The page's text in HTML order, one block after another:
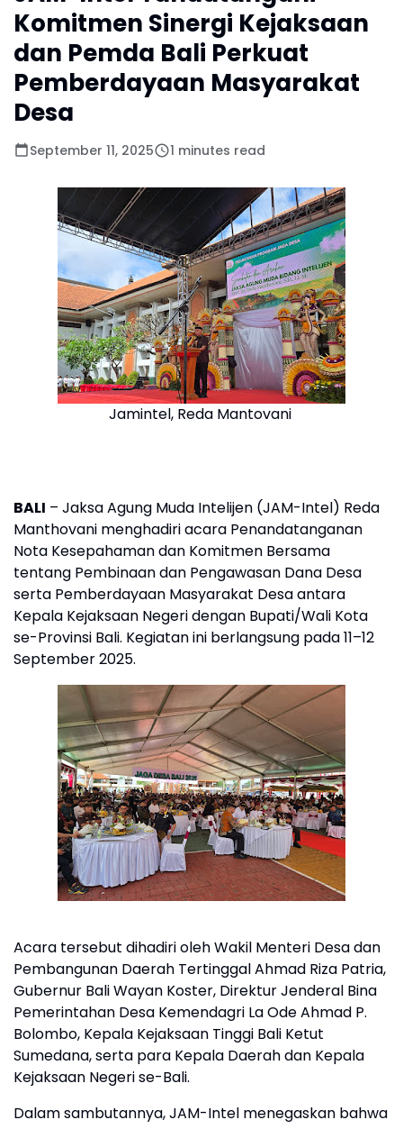
Komitmen Sinergi Kejaksaan
dan Pemda Bali Perkuat
Pemberdayaan Masyarakat
Desa
September 11, 2025 1 minutes read
Jamintel, Reda Mantovani
BALI – Jaksa Agung Muda Intelijen (JAM-Intel) Reda
Manthovani menghadiri acara Penandatanganan
Nota Kesepahaman dan Komitmen Bersama
tentang Pembinaan dan Pengawasan Dana Desa
serta Pemberdayaan Masyarakat Desa antara
Kepala Kejaksaan Negeri dengan Bupati/Wali Kota
se-Provinsi Bali. Kegiatan ini berlangsung pada 11–12
September 2025.
Acara tersebut dihadiri oleh Wakil Menteri Desa dan
Pembangunan Daerah Tertinggal Ahmad Riza Patria,
Gubernur Bali Wayan Koster, Direktur Jenderal Bina
Pemerintahan Desa Kemendagri La Ode Ahmad P.
Bolombo, Kepala Kejaksaan Tinggi Bali Ketut
Sumedana, serta para Kepala Daerah dan Kepala
Kejaksaan Negeri se-Bali.
Dalam sambutannya, JAM-Intel menegaskan bahwa